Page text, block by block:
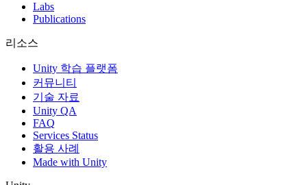
Labs
Publications
리소스
Unity 학습 플랫폼
커뮤니티
기술 자료
Unity QA
FAQ
Services Status
활용 사례
Made with Unity